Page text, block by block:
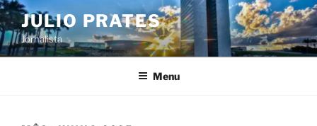
Pular
para
o
conteúdo
JULIO PRATES
Jornalista
Menu